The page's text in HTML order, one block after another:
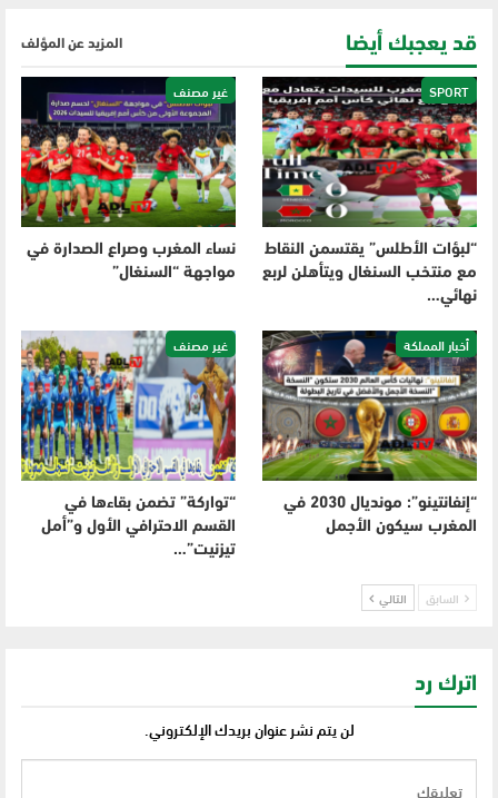
قد يعجبك أيضا المزيد عن المؤلف
SPORT
“لبؤات الأطلس” يقتسمن النقاط
مع منتخب السنغال ويتأهلن لربع
نهائي…
غير مصنف
نساء المغرب وصراع الصدارة في
مواجهة “السنغال”
أخبار المملكة
“إنفانتينو”: مونديال 2030 في
المغرب سيكون الأجمل
غير مصنف
“تواركة” تضمن بقاءها في
القسم الاحترافي الأول و”أمل
تيزنيت”…
السابق التالي
اترك رد
لن يتم نشر عنوان بريدك الإلكتروني.